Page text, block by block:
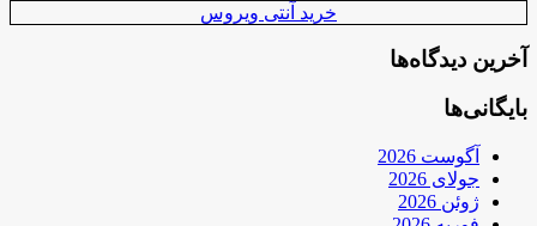
خرید آنتی ویروس
آخرین دیدگاه‌ها
بایگانی‌ها
آگوست 2026
جولای 2026
ژوئن 2026